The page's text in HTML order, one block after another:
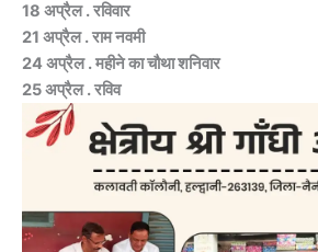
18 अप्रैल . रविवार
21 अप्रैल . राम नवमी
24 अप्रैल . महीने का चौथा शनिवार
25 अप्रैल . रविव